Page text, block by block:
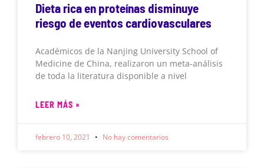
Dieta rica en proteínas disminuye
riesgo de eventos cardiovasculares
Académicos de la Nanjing University School of
Medicine de China, realizaron un meta-análisis
de toda la literatura disponible a nivel
LEER MÁS »
febrero 10, 2021 No hay comentarios